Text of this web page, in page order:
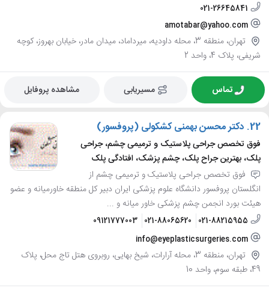
021-26645841
amotabar@yahoo.com
تهران، منطقه 3، محله داودیه، میرداماد، میدان مادر، خیابان بهروز، کوچه
شریفی، پلاک 4، واحد 2
تماس مسیریابی مشاهده پروفایل
22. دکتر محسن بهمنی کشکولی (پروفسور)
فوق تخصص جراحی پلاستیک و ترمیمی چشم، جراحی
پلک، بهترین جراح پلک، چشم پزشک، افتادگی پلک
فوق تخصص جراحی پلاستیک و ترمیمی چشم از
انگلستان پروفسور دانشگاه علوم پزشکی ایران دبیر کل منطقه خاورمیانه و عضو
هیئت بورد انجمن چشم پزشکی خاور میانه و ...
021-88215955
021-88065620
09121777003
info@eyeplasticsurgeries.com
تهران، منطقه 3، محله آرارات، شیخ بهایی، روبروی هتل تاج محل، پلاک
49، طبقه سوم، واحد 10